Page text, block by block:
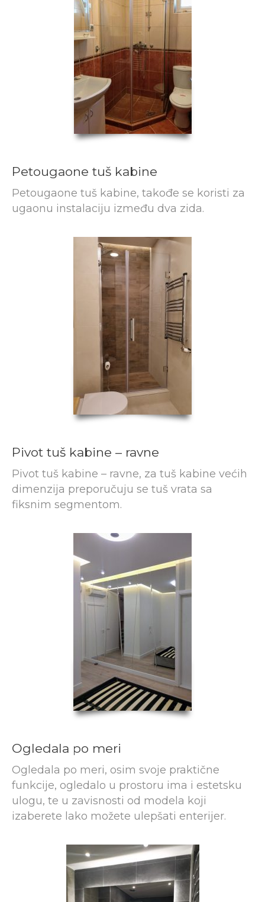
Petougaone tuš kabine
Petougaone tuš kabine, takođe se koristi za
ugaonu instalaciju između dva zida.
Pivot tuš kabine – ravne
Pivot tuš kabine – ravne, za tuš kabine većih
dimenzija preporučuju se tuš vrata sa
fiksnim segmentom.
Ogledala po meri
Ogledala po meri, osim svoje praktične
funkcije, ogledalo u prostoru ima i estetsku
ulogu, te u zavisnosti od modela koji
izaberete lako možete ulepšati enterijer.